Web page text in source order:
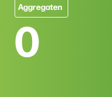
Aggregaten
0